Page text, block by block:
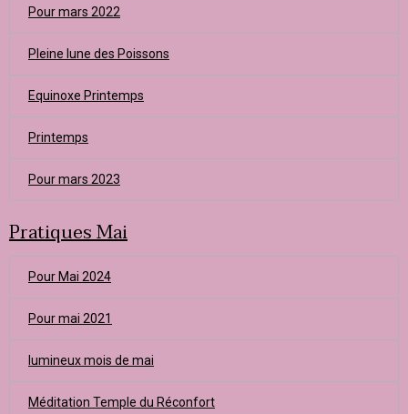
Pour mars 2022
Pleine lune des Poissons
Equinoxe Printemps
Printemps
Pour mars 2023
Pratiques Mai
Pour Mai 2024
Pour mai 2021
lumineux mois de mai
Méditation Temple du Réconfort